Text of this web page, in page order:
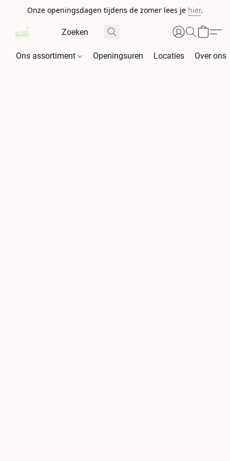
Onze openingsdagen tijdens de zomer lees je hier.
Ons assortiment Openingsuren Locaties Over ons